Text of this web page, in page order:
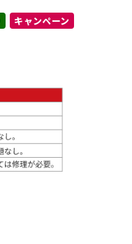
楽器アクセサリ
キャンペーン